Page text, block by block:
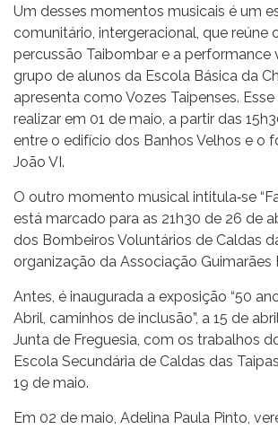
Um desses momentos musicais é um
comunitário, intergeracional, que reúne
percussão Taibombar e a performance
grupo de alunos da Escola Básica da
apresenta como Vozes Taipenses.
realizar em 01 de maio, a partir das
entre o edifício dos Banhos Velhos e o
João VI.
O outro momento musical intitula‐se
está marcado para as 21h30 de 26 de
dos Bombeiros Voluntários de Caldas
organização da Associação Guimarães
Antes, é inaugurada a exposição “50
Abril, caminhos de inclusão”, a 15 de
Junta de Freguesia, com os trabalhos
Escola Secundária de Caldas das
19 de maio.
Em 02 de maio, Adelina Paula Pinto,